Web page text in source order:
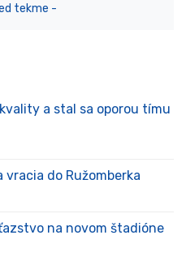
tekme -
a stal sa oporou tímu
vracia do Ružomberka
na novom štadióne